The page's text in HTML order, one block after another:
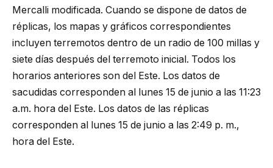
Mercalli modificada. Cuando se dispone de datos de
réplicas, los mapas y gráficos correspondientes
incluyen terremotos dentro de un radio de 100 millas y
siete días después del terremoto inicial. Todos los
horarios anteriores son del Este. Los datos de
sacudidas corresponden al lunes 15 de junio a las 11:23
a.m. hora del Este. Los datos de las réplicas
corresponden al lunes 15 de junio a las 2:49 p. m.,
hora del Este.